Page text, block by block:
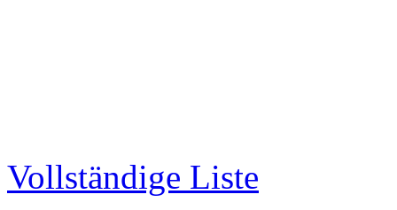
Vollständige Liste